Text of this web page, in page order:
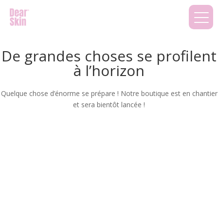
De grandes choses se profilent
à l’horizon
Quelque chose d’énorme se prépare ! Notre boutique est en chantier
et sera bientôt lancée !